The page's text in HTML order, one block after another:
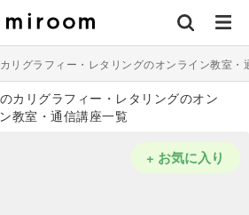
カリグラフィー・レタリングのオンライン教室・
+ お気に入り